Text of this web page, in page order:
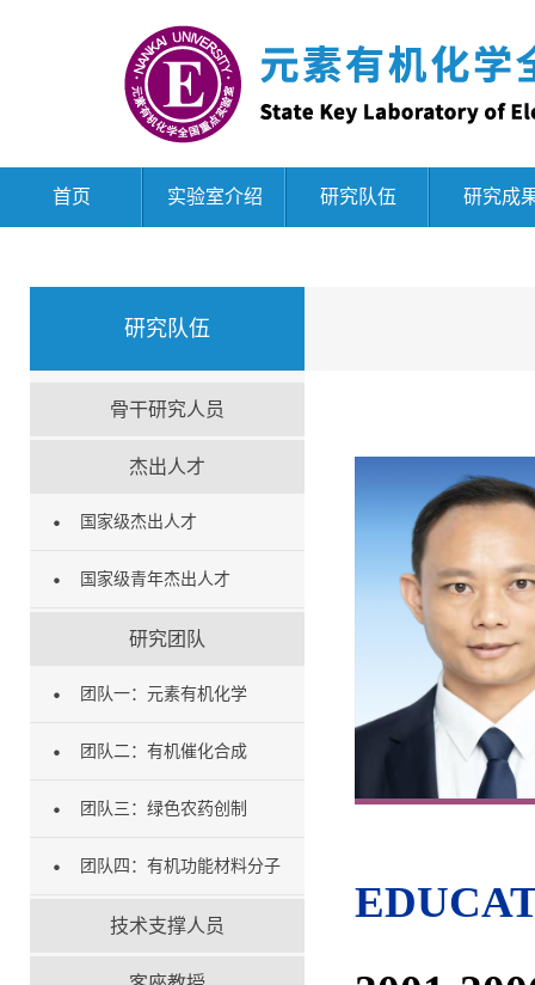
首页 实验室介绍 研究队伍 研究成
研究队伍
骨干研究人员
杰出人才
国家级杰出人才
国家级青年杰出人才
研究团队
团队一：元素有机化学
团队二：有机催化合成
团队三：绿色农药创制
团队四：有机功能材料分子
技术支撑人员